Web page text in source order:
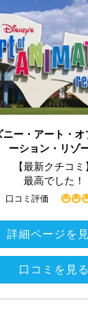
ニー・アート・オ
ーション・リゾ
【最新クチコミ
最高でした！
口コミ評価
詳細ページを
口コミを見る